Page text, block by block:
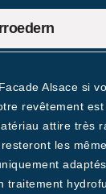
Alsace si
revêtement
attire très
les
traitement